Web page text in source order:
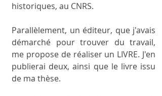
historiques, au CNRS.
Parallèlement, un éditeur, que j'avais
démarché pour trouver du travail,
me propose de réaliser un LIVRE. J'en
publierai deux, ainsi que le livre issu
de ma thèse.